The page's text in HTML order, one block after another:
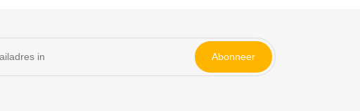
Abonneer